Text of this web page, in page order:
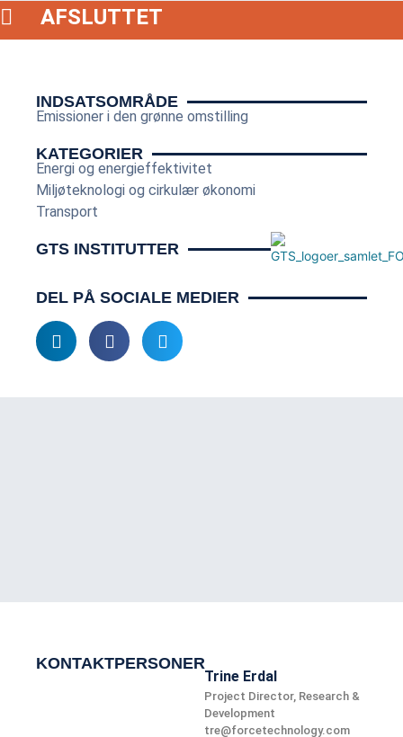
AFSLUTTET
INDSATSOMRÅDE
Emissioner i den grønne omstilling
KATEGORIER
Energi og energieffektivitet
Miljøteknologi og cirkulær økonomi
Transport
GTS INSTITUTTER
DEL PÅ SOCIALE MEDIER
KONTAKTPERSONER
Trine Erdal
Project Director, Research &
Development
tre@forcetechnology.com